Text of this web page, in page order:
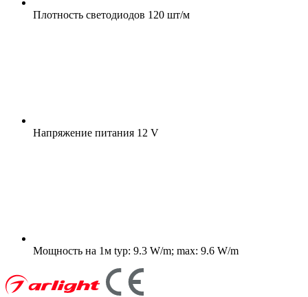
Плотность светодиодов 120 шт/м
Напряжение питания 12 V
Мощность на 1м typ: 9.3 W/m; max: 9.6 W/m